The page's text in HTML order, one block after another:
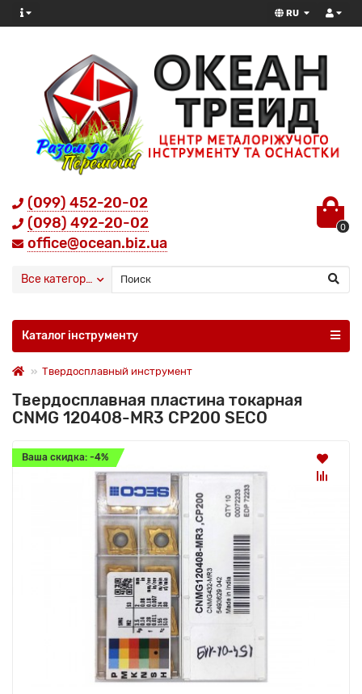
RU
(099) 452-20-02
(098) 492-20-02
office@ocean.biz.ua
0
Все категории
Каталог інструменту
Твердосплавный инструмент
Твердосплавная пластина токарная
CNMG 120408-MR3 CP200 SECO
Ваша скидка: -4%